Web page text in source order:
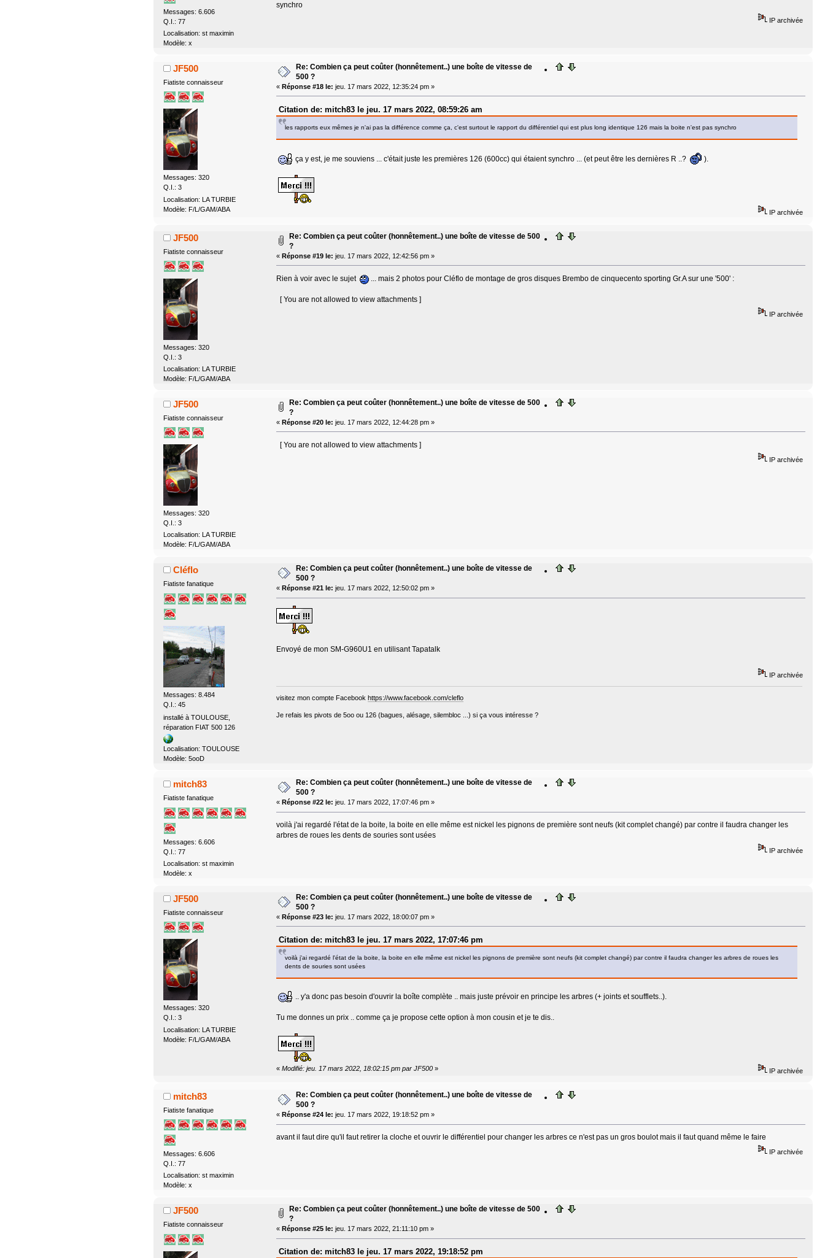
Messages: 6.606
Q.I.: 77
Localisation: st maximin
Modèle: x
synchro
IP archivée
JF500
Fiatiste connaisseur
Messages: 320
Q.I.: 3
Localisation: LA TURBIE
Modèle: F/L/GAM/ABA
Re: Combien ça peut coûter (honnêtement..) une boîte de vitesse de
500 ?
« Réponse #18 le: jeu. 17 mars 2022, 12:35:24 pm »
Citation de: mitch83 le jeu. 17 mars 2022, 08:59:26 am
les rapports eux mêmes je n'ai pas la différence comme ça, c'est surtout le rapport du différentiel qui est plus long identique 126 mais la boite n'est pas synchro
ça y est, je me souviens ... c'était juste les premières 126 (600cc) qui étaient synchro ... (et peut être les dernières R ..? ).
IP archivée
JF500
Fiatiste connaisseur
Messages: 320
Q.I.: 3
Localisation: LA TURBIE
Modèle: F/L/GAM/ABA
Re: Combien ça peut coûter (honnêtement..) une boîte de vitesse de 500
?
« Réponse #19 le: jeu. 17 mars 2022, 12:42:56 pm »
Rien à voir avec le sujet ... mais 2 photos pour Cléflo de montage de gros disques Brembo de cinquecento sporting Gr.A sur une '500' :
[ You are not allowed to view attachments ]
IP archivée
JF500
Fiatiste connaisseur
Messages: 320
Q.I.: 3
Localisation: LA TURBIE
Modèle: F/L/GAM/ABA
Re: Combien ça peut coûter (honnêtement..) une boîte de vitesse de 500
?
« Réponse #20 le: jeu. 17 mars 2022, 12:44:28 pm »
[ You are not allowed to view attachments ]
IP archivée
Cléflo
Fiatiste fanatique
Messages: 8.484
Q.I.: 45
installé à TOULOUSE,
réparation FIAT 500 126
Localisation: TOULOUSE
Modèle: 5ooD
Re: Combien ça peut coûter (honnêtement..) une boîte de vitesse de
500 ?
« Réponse #21 le: jeu. 17 mars 2022, 12:50:02 pm »
Envoyé de mon SM-G960U1 en utilisant Tapatalk
IP archivée
visitez mon compte Facebook https://www.facebook.com/cleflo
Je refais les pivots de 5oo ou 126 (bagues, alésage, silembloc ...) si ça vous intéresse ?
mitch83
Fiatiste fanatique
Messages: 6.606
Q.I.: 77
Localisation: st maximin
Modèle: x
Re: Combien ça peut coûter (honnêtement..) une boîte de vitesse de
500 ?
« Réponse #22 le: jeu. 17 mars 2022, 17:07:46 pm »
voilà j'ai regardé l'état de la boite, la boite en elle même est nickel les pignons de première sont neufs (kit complet changé) par contre il faudra changer les
arbres de roues les dents de souries sont usées
IP archivée
JF500
Fiatiste connaisseur
Messages: 320
Q.I.: 3
Localisation: LA TURBIE
Modèle: F/L/GAM/ABA
Re: Combien ça peut coûter (honnêtement..) une boîte de vitesse de
500 ?
« Réponse #23 le: jeu. 17 mars 2022, 18:00:07 pm »
Citation de: mitch83 le jeu. 17 mars 2022, 17:07:46 pm
voilà j'ai regardé l'état de la boite, la boite en elle même est nickel les pignons de première sont neufs (kit complet changé) par contre il faudra changer les arbres de roues les
dents de souries sont usées
.. y'a donc pas besoin d'ouvrir la boîte complète .. mais juste prévoir en principe les arbres (+ joints et soufflets..).
Tu me donnes un prix .. comme ça je propose cette option à mon cousin et je te dis..
« Modifié: jeu. 17 mars 2022, 18:02:15 pm par JF500» IP archivée
mitch83
Fiatiste fanatique
Messages: 6.606
Q.I.: 77
Localisation: st maximin
Modèle: x
Re: Combien ça peut coûter (honnêtement..) une boîte de vitesse de
500 ?
« Réponse #24 le: jeu. 17 mars 2022, 19:18:52 pm »
avant il faut dire qu'il faut retirer la cloche et ouvrir le différentiel pour changer les arbres ce n'est pas un gros boulot mais il faut quand même le faire
IP archivée
JF500
Fiatiste connaisseur
Re: Combien ça peut coûter (honnêtement..) une boîte de vitesse de 500
?
« Réponse #25 le: jeu. 17 mars 2022, 21:11:10 pm »
Citation de: mitch83 le jeu. 17 mars 2022, 19:18:52 pm